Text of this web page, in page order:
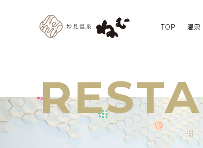
TOP 温泉